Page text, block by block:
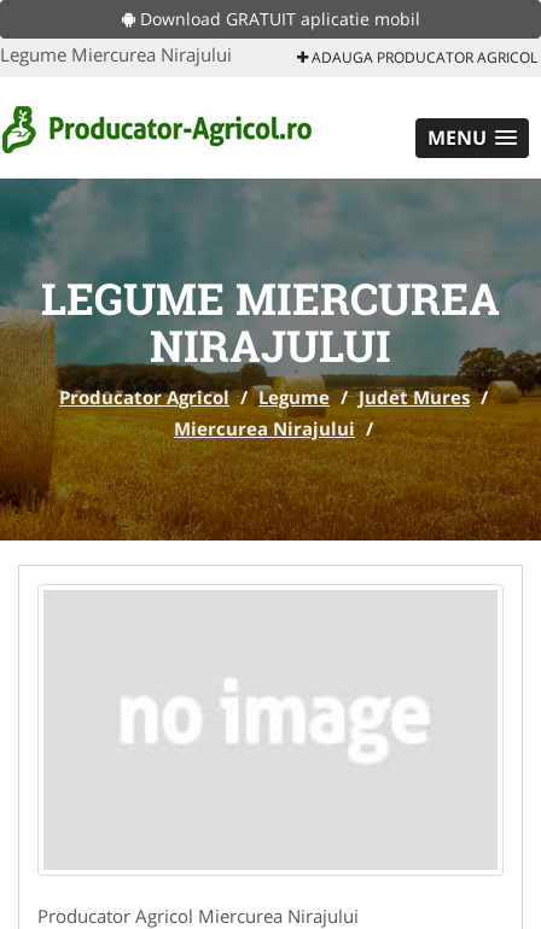
Download GRATUIT aplicatie mobil
Legume Miercurea Nirajului ADAUGA PRODUCATOR AGRICOL
MENU
LEGUME MIERCUREA
NIRAJULUI
Producator Agricol / Legume / Judet Mures /
Miercurea Nirajului /
Producator Agricol Miercurea Nirajului